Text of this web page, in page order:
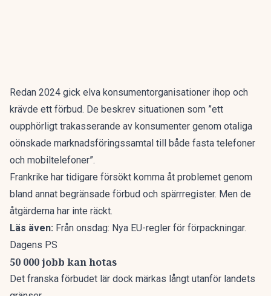
Redan 2024 gick elva konsumentorganisationer ihop och
krävde ett förbud. De beskrev situationen som ”ett
oupphörligt trakasserande av konsumenter genom otaliga
oönskade marknadsföringssamtal till både fasta telefoner
och mobiltelefoner”.
Frankrike har tidigare försökt komma åt problemet genom
bland annat begränsade förbud och spärrregister. Men de
åtgärderna har inte räckt.
Läs även: Från onsdag: Nya EU-regler för förpackningar.
Dagens PS
50 000 jobb kan hotas
Det franska förbudet lär dock märkas långt utanför landets